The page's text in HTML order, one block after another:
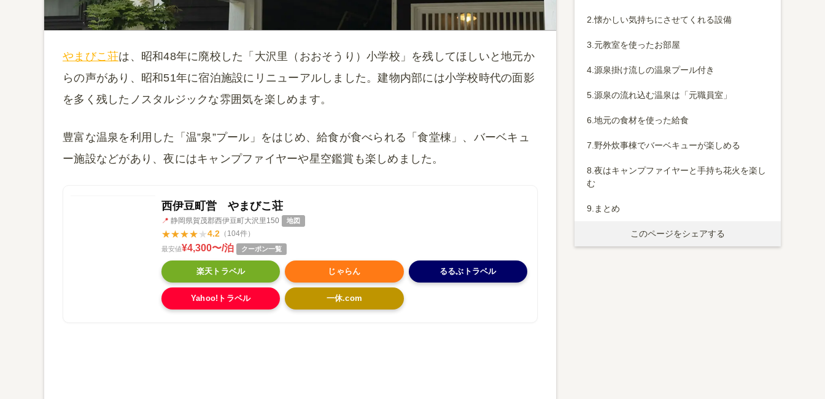
やまびこ荘は、昭和48年に廃校した「大沢里（おおそうり）小学校」を残してほしいと地元か
らの声があり、昭和51年に宿泊施設にリニューアルしました。建物内部には小学校時代の面影
を多く残したノスタルジックな雰囲気を楽しめます。
豊富な温泉を利用した「温”泉”プール」をはじめ、給食が食べられる「食堂棟」、バーベキュ
ー施設などがあり、夜にはキャンプファイヤーや星空鑑賞も楽しめました。
西伊豆町営 やまびこ荘
📍 静岡県賀茂郡西伊豆町大沢里150 地図
★★★★★4.2 （104件）
最安値¥4,300〜/泊 クーポン一覧
楽天トラベル じゃらん るるぶトラベル
Yahoo!トラベル 一休.com
2.懐かしい気持ちにさせてくれる設備
3. 元教室を使ったお部屋
4. 源泉掛け流しの温泉プール付き
5. 源泉の流れ込む温泉は「元職員室」
6. 地元の食材を使った給食
7. 野外炊事棟でバーベキューが楽しめる
8. 夜はキャンプファイヤーと手持ち花火を楽し
む
9. まとめ
このページをシェアする